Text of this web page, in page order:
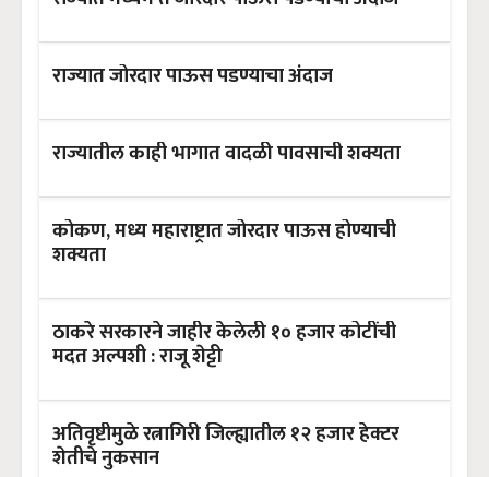
राज्यात जोरदार पाऊस पडण्याचा अंदाज
राज्यातील काही भागात वादळी पावसाची शक्यता
कोकण, मध्य महाराष्ट्रात जोरदार पाऊस होण्याची
शक्यता
ठाकरे सरकारने जाहीर केलेली १० हजार कोटींची
मदत अल्पशी : राजू शेट्टी
अतिवृष्टीमुळे रत्नागिरी जिल्ह्यातील १२ हजार हेक्टर
शेतीचे नुकसान